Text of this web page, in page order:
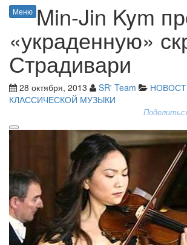
Меню Min-Jin Kym
«украденную»
Страдивари
28 октября, 2013 SR' Team
КЛАССИЧЕСКОЙ МУЗЫКИ